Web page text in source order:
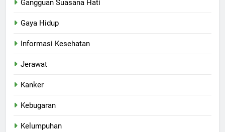
Gangguan Suasana Hati
Gaya Hidup
Informasi Kesehatan
Jerawat
Kanker
Kebugaran
Kelumpuhan